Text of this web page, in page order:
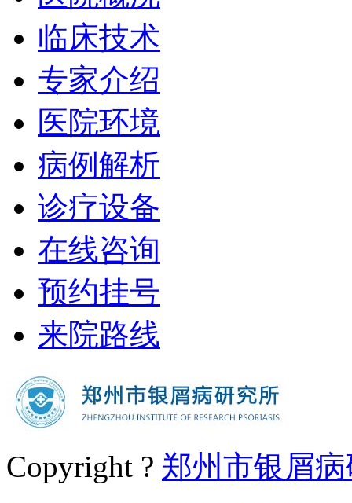
临床技术
专家介绍
医院环境
病例解析
诊疗设备
在线咨询
预约挂号
来院路线
Copyright ? 郑州市银屑